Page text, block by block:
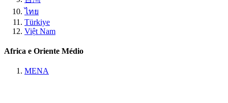
ไทย
Türkiye
Việt Nam
Africa e Oriente Médio
MENA